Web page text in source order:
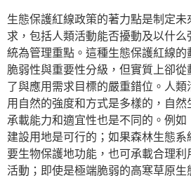
生態保護紅線政策的著力點是制定
求，包括人類活動能否擾動及以什
統為管理重點。這種生態保護紅線
脆弱性與重要性分級，但實質上卻
了與應用需求目標的嚴重錯位。人
用自然的強度和方式是多樣的，自
承載能力和適宜性也是不同的。例
建設用地是可行的；如果森林生態
要生物保護地功能，也可承載合理
活動；即使是極端脆弱的高寒草原